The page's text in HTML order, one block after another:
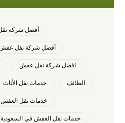
أفضل شركة
أفضل شركة نقل عفش
افضل شركة نقل عفش
الطائف خدمات نقل الأثاث
خدمات نقل العفش
خدمات نقل العفش في السعودية